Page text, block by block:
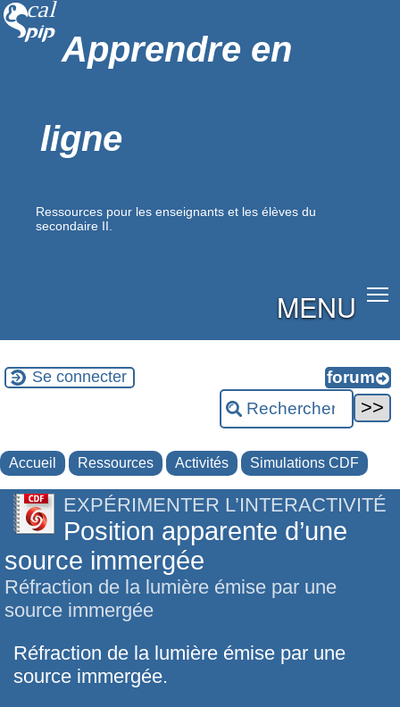
Apprendre en
ligne
Ressources pour les enseignants et les élèves du
secondaire II.
MENU
Se connecter
Accueil Ressources Activités Simulations CDF
EXPÉRIMENTER L’INTERACTIVITÉ
Position apparente d’une
source immergée
Réfraction de la lumière émise par une
source immergée
Réfraction de la lumière émise par une
source immergée.